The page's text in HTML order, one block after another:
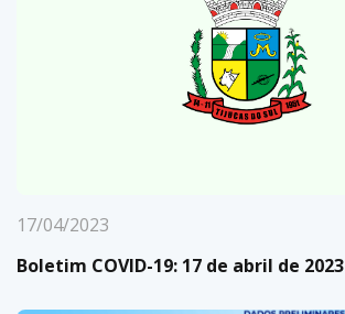
17/04/2023
Boletim COVID-19: 17 de abril de 2023